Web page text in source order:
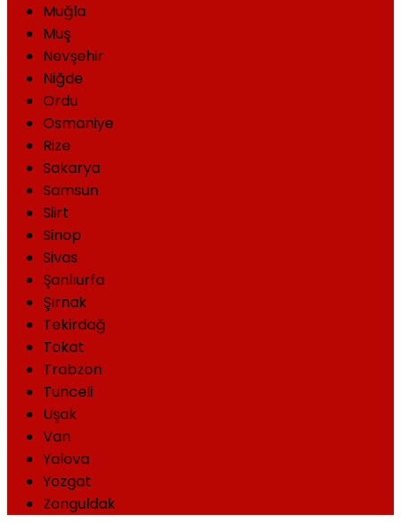
Muğla
Muş
Nevşehir
Niğde
Ordu
Osmaniye
Rize
Sakarya
Samsun
Siirt
Sinop
Sivas
Şanlıurfa
Şırnak
Tekirdağ
Tokat
Trabzon
Tunceli
Uşak
Van
Yalova
Yozgat
Zonguldak